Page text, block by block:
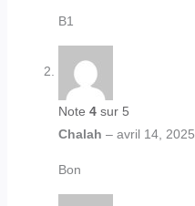
B1
Note 4sur 5
Chalah – avril 14, 2025
Bon